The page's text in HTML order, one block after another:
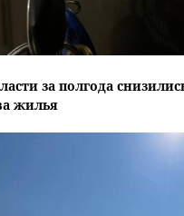
за полгода
жилья